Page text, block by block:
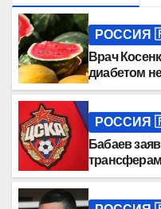
РОССИЯ
Врач
диабетом
часто
РОССИЯ
Бабаев
крайних